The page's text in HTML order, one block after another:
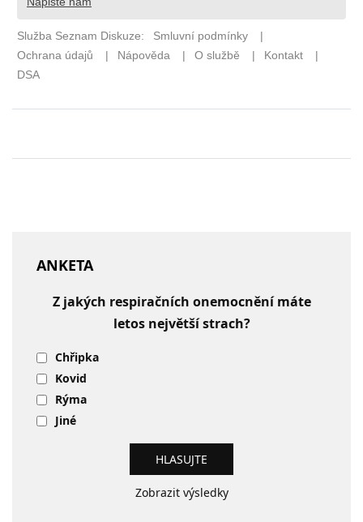
ANKETA
Z jakých respiračních onemocnění máte
letos největší strach?
Chřipka
Kovid
Rýma
Jiné
Zobrazit výsledky